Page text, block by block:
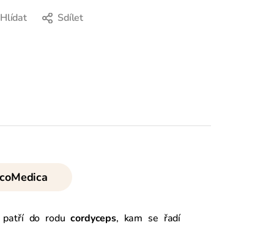
Hlídat Sdílet
patří do roducordyceps, kam se řadí